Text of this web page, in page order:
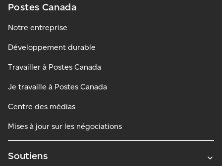
Postes Canada
Notre entreprise
Développement durable
Travailler à Postes Canada
Je travaille à Postes Canada
Centre des médias
Mises à jour sur les négociations
Soutiens